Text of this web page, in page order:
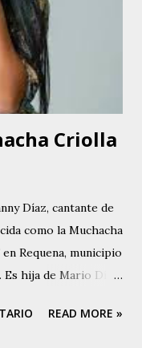
Criolla
Díaz, cantante de
como la Muchacha
Requena, municipio
Es hija de Mario Díaz
Marianny
READ MORE »